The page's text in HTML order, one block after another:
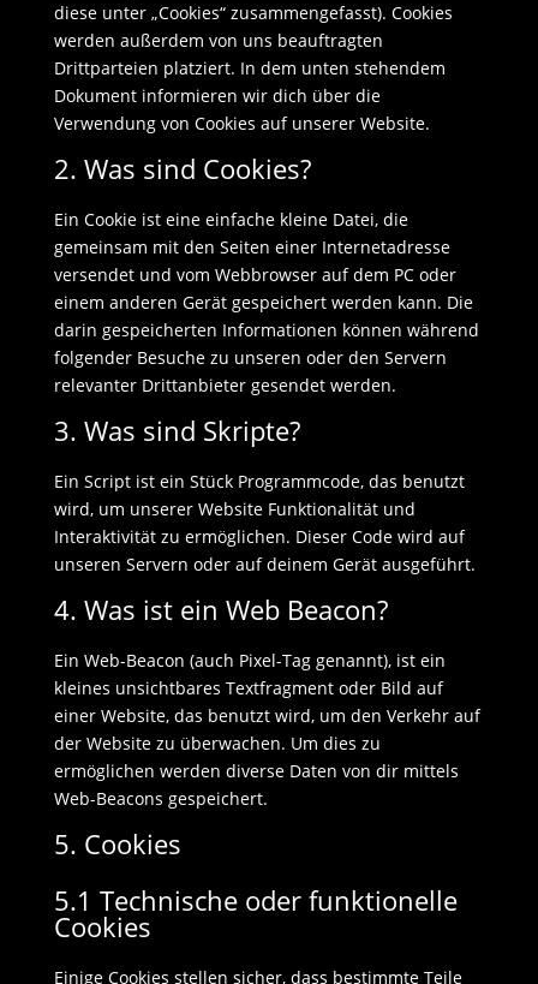
diese unter „Cookies“ zusammengefasst). Cookies
werden außerdem von uns beauftragten
Drittparteien platziert. In dem unten stehendem
Dokument informieren wir dich über die
Verwendung von Cookies auf unserer Website.
2. Was sind Cookies?
Ein Cookie ist eine einfache kleine Datei, die
gemeinsam mit den Seiten einer Internetadresse
versendet und vom Webbrowser auf dem PC oder
einem anderen Gerät gespeichert werden kann. Die
darin gespeicherten Informationen können während
folgender Besuche zu unseren oder den Servern
relevanter Drittanbieter gesendet werden.
3. Was sind Skripte?
Ein Script ist ein Stück Programmcode, das benutzt
wird, um unserer Website Funktionalität und
Interaktivität zu ermöglichen. Dieser Code wird auf
unseren Servern oder auf deinem Gerät ausgeführt.
4. Was ist ein Web Beacon?
Ein Web-Beacon (auch Pixel-Tag genannt), ist ein
kleines unsichtbares Textfragment oder Bild auf
einer Website, das benutzt wird, um den Verkehr auf
der Website zu überwachen. Um dies zu
ermöglichen werden diverse Daten von dir mittels
Web-Beacons gespeichert.
5. Cookies
5.1 Technische oder funktionelle
Cookies
Einige Cookies stellen sicher, dass bestimmte Teile